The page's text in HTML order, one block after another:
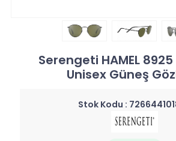
Serengeti HAMEL 8925
Unisex Güneş
Stok Kodu :